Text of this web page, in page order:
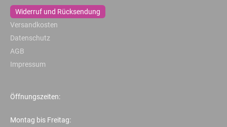
Widerruf und Rücksendung
Versandkosten
Datenschutz
AGB
Impressum
Öffnungszeiten:
Montag bis Freitag: